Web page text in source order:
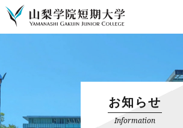
お知らせ
Information